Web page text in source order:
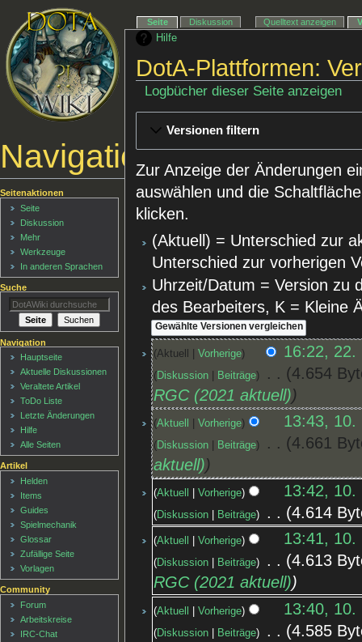
Hilfe
DotA-Plattformen:
Logbücher dieser Seite anzeigen
Versionen filtern
Zur Anzeige der Änderungen
auswählen und die
klicken.
(Aktuell) = Unterschied zur
Unterschied zur vorherigen
Uhrzeit/Datum = Version zu
des Bearbeiters, K = Kleine
Aktuell Vorherige 16:22, 22.
Diskussion Beiträge
4.654
RGC (2021 aktuell)
Aktuell Vorherige 13:43, 10.
Diskussion Beiträge
4.661
aktuell)
Aktuell Vorherige 13:42, 10.
Diskussion Beiträge 4.614
Aktuell Vorherige 13:41, 10.
Diskussion Beiträge
4.613
RGC (2021 aktuell)
Aktuell Vorherige 13:40, 10.
Diskussion Beiträge
4.585
Navigationsmenü
Seite Diskussion Quelltext anzeigen
Seitenaktionen
Seite
Diskussion
Mehr
Werkzeuge
In anderen Sprachen
Suche
Navigation
Hauptseite
Aktuelle Diskussionen
Veraltete Artikel
ToDo Liste
Letzte Änderungen
Hilfe
Alle Seiten
Artikel
Helden
Items
Guides
Spielmechanik
Glossar
Zufällige Seite
Vorlagen
Community
Forum
Arbeitskreise
IRC-Chat